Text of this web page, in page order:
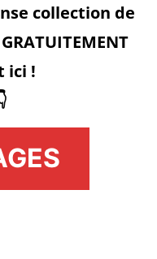
collection de
ici !